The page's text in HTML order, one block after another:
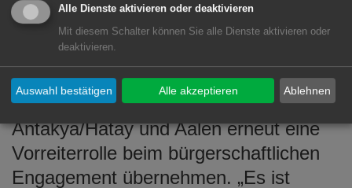
Kamil Okuyan)
Wie bei dem 2015 initiierten
Schulprojekt für syrische
Flüchtlingskinder könnten die Städte
Antakya/Hatay und Aalen erneut eine
Vorreiterrolle beim bürgerschaftlichen
Engagement übernehmen. „Es ist
Alle Dienste aktivieren oder deaktivieren
Mit diesem Schalter können Sie alle Dienste aktivieren oder
deaktivieren.
Ablehnen
Auswahl bestätigen Alle akzeptieren